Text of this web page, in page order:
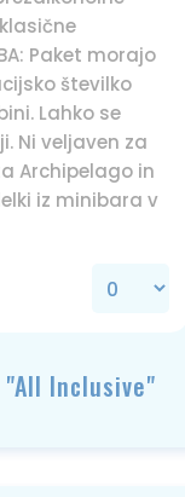
Paket morajo
številko
Lahko se
Ni veljaven za
Archipelago in
iz minibara v
Inclusive"